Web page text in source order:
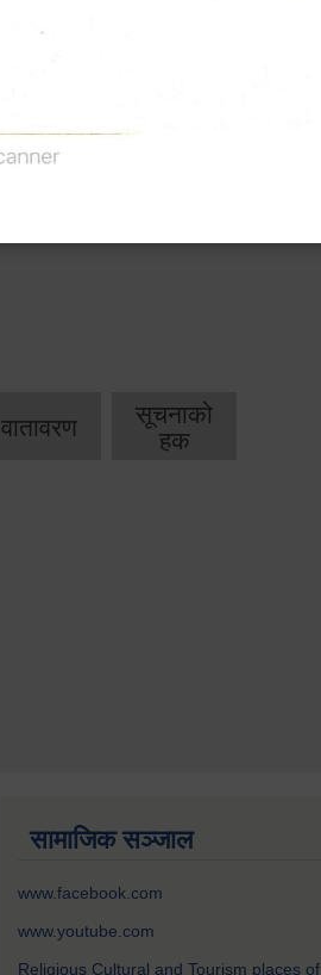
वातावरण
सूचनाको
हक
सामाजिक सञ्जाल
www.facebook.com
www.youtube.com
Religious Cultural and Tourism places of